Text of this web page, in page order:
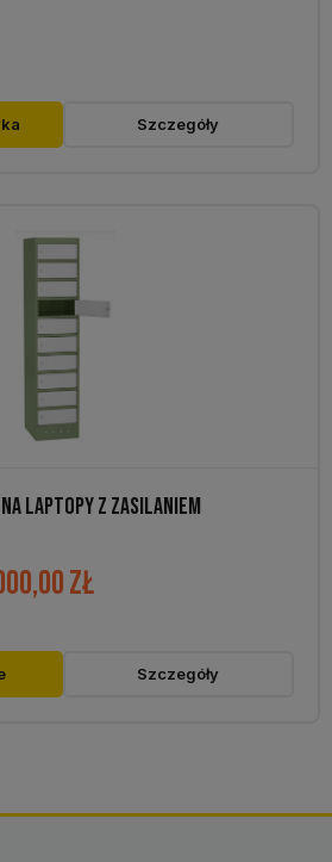
Szczegóły
LAPTOPY Z ZASILANIEM
zł
Szczegóły